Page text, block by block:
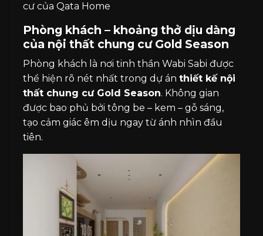
cư của Qata Home
Phòng khách – khoảng thở dịu dàng
của nội thất chung cư Gold Season
Phòng khách là nơi tinh thần Wabi Sabi được
thể hiện rõ nét nhất trong dự án thiết kế nội
thất chung cư Gold Season. Không gian
được bao phủ bởi tông be – kem – gỗ sáng,
tạo cảm giác êm dịu ngay từ ánh nhìn đầu
tiên.